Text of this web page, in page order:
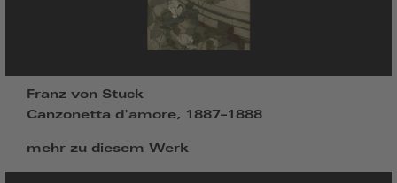
Franz von Stuck
Canzonetta d'amore, 1887–1888
mehr zu diesem Werk